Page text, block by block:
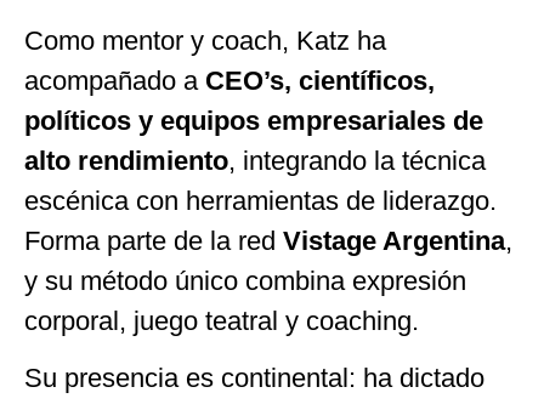
Como mentor y coach, Katz ha
acompañado a CEO’s, científicos,
políticos y equipos empresariales de
alto rendimiento, integrando la técnica
escénica con herramientas de liderazgo.
Forma parte de la red Vistage Argentina,
y su método único combina expresión
corporal, juego teatral y coaching.
Su presencia es continental: ha dictado